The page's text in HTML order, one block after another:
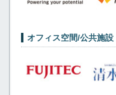
オフィス空間/公共施設